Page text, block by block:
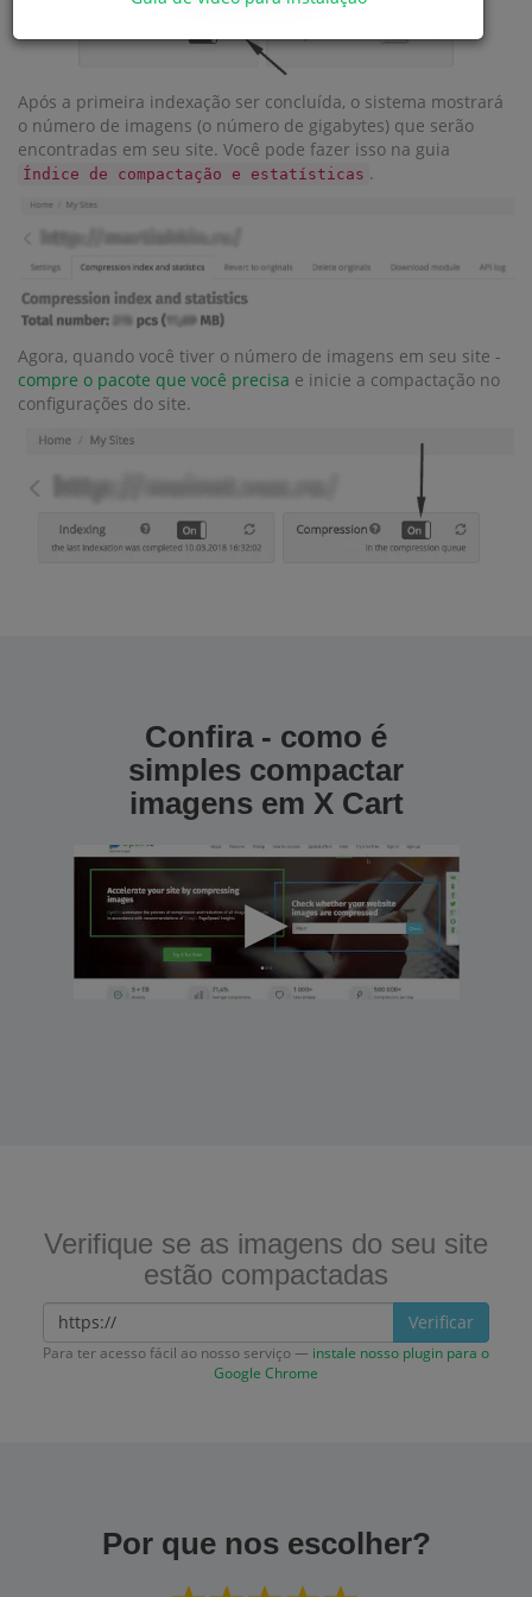
Após a primeira indexação ser concluída, o sistema mostrará
o número de imagens (o número de gigabytes) que serão
encontradas em seu site. Você pode fazer isso na guia
Índice de compactação e estatísticas .
Agora, quando você tiver o número de imagens em seu site -
compre o pacote que você precisa e inicie a compactação no
configurações do site.
Confira - como é
simples compactar
imagens em X Cart
Verifique se as imagens do seu site
estão compactadas
Verificar
Para ter acesso fácil ao nosso serviço — instale nosso plugin para o
Google Chrome
Por que nos escolher?